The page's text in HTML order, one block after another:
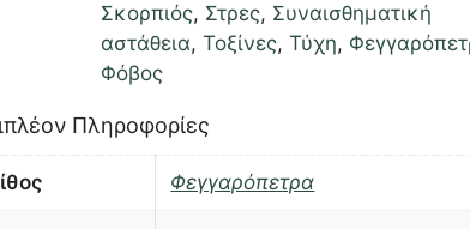
Σκορπιός, Στρες, Συναισθηματική
αστάθεια,Τοξίνες,Τύχη,
Φόβος
Πληροφορίες
Φεγγαρόπετρα